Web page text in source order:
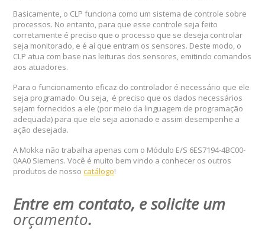
Basicamente, o CLP funciona como um sistema de controle sobre
processos. No entanto, para que esse controle seja feito
corretamente é preciso que o processo que se deseja controlar
seja monitorado, e é aí que entram os sensores. Deste modo, o
CLP atua com base nas leituras dos sensores, emitindo comandos
aos atuadores.
Para o funcionamento eficaz do controlador é necessário que ele
seja programado. Ou seja, é preciso que os dados necessários
sejam fornecidos a ele (por meio da linguagem de programação
adequada) para que ele seja acionado e assim desempenhe a
ação desejada.
A Mokka não trabalha apenas com o Módulo E/S 6ES7194-4BC00-
0AA0 Siemens. Você é muito bem vindo a conhecer os outros
produtos de nossocatálogo!
Entre em contato, e solicite um
orçamento.